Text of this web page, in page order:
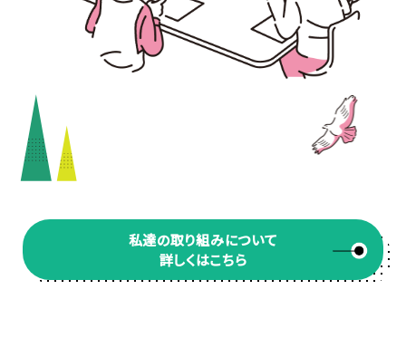
私達の取り組みについて
詳しくはこちら